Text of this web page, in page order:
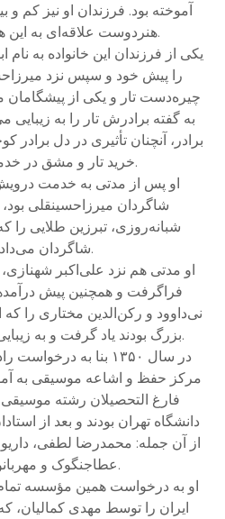
آموخته بود. فرزندان او نیز کم و
هنردوست علاقه‌ای به این هنرها پیدا کرده بودند.
یکی از فرزندان این خانواده به نام
را پیش خود و سپس نزد
چیره‌دست تار و یکی از پیشگامان
به گفته برادرش تار را به
برادر، آنچنان تأثیری در دل
خرید تار و مشق در خدمت برادر را کرد.
او پس از مدتی به خدمت
شاگردان میرزاحسینقلی
شبانه‌روزی، تبرزین طلایی را
شاگردان می‌داد، گرفت.
او مدتی هم نزد علی‌اکبر
فراگرفت و همچنین پیش
نی‌داوود و رکن‌الدین مختاری را که
بزرگ بودند یاد گرفت و به زیبایی با شیوه خود می‌نواخت.
در سال ۱۳۵۰ بنا به
مرکز حفظ و اشاعه موسیقی به
فارغ التحصیلان رشته
دانشگاه تهران بودند و بعد از
از آن جمله: محمدرضا لطفی،
عطاجنگوک و مهربانو توفیق بودند.
او به درخواست همین مؤسسه
ایران را توسط مهدی